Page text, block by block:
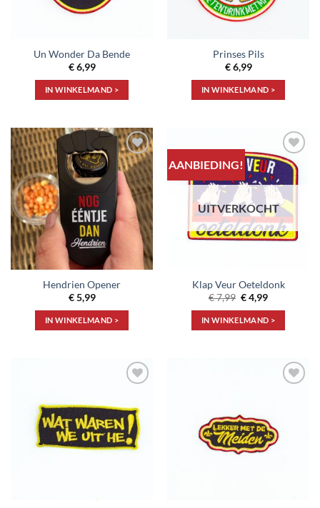
Un Wonder Da Bende
€6,99
IN WINKELMAND >
Prinses Pils
€6,99
IN WINKELMAND >
Toevoegen
aan
verlanglijst
Hendrien Opener
€5,99
IN WINKELMAND >
AANBIEDING!
Toevoegen
verlanglijst
UITVERKOCHT
Klap Veur Oeteldonk
€7,99 Oorspronkelijke
prijs
was:
€ 7,99.
€4,99Huidige
is:
€ 4,99.
IN WINKELMAND >
verlanglijst